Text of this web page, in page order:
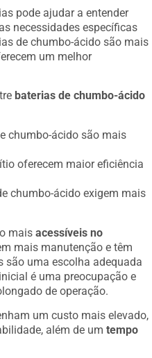
pode ajudar a entender
necessidades específicas
de chumbo-ácido são mais
um melhor
baterias de chumbo-ácido
chumbo-ácido são mais
oferecem maior eficiência
chumbo-ácido exigem mais
maisacessíveis no
mais manutenção e têm
são uma escolha adequada
é uma preocupação e
de operação.
um custo mais elevado,
além de umtempo